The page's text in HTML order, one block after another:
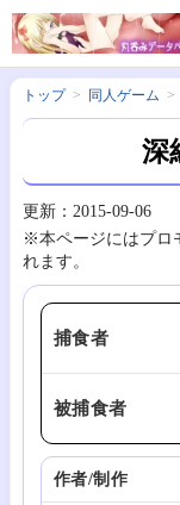
トップ 同人ゲーム
深
更新：2015-09-06
※本ページにはプロ
れます。
捕食者
被捕食者
作者/制作